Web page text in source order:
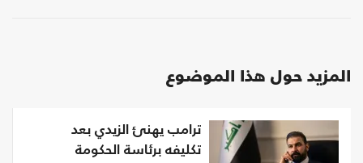
المزيد حول هذا الموضوع
ترامب يهنئ الزيدي بعد
تكليفه برئاسة الحكومة